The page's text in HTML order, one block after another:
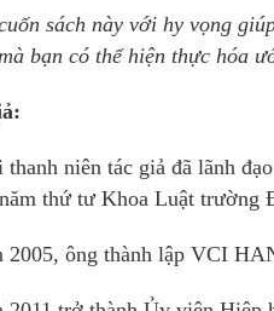
sách này với hy vọng
bạn có thể hiện thực hóa
thanh niên tác giả đã lãnh
thứ tư Khoa Luật trường
2005, ông thành lập VCI